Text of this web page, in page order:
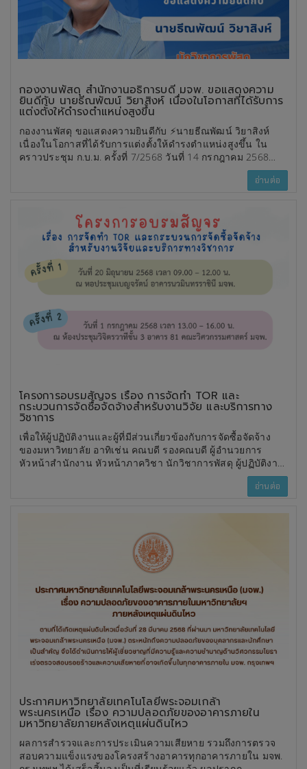
กองงานพัสดุ สำนักงานอธิการบดี มจพ. ขอแสดงความ
ยินดีกับ นายธีณพัฒน์ วิยาสิงห์ เนื่องในโอกาสที่ได้รับการ
แต่งตั้งให้ดำรงตำแหน่งสูงขึ้น
กองงานพัสดุ ขอแสดงความยินดีกับ ⚡️นายธีณพัฒน์ วิยาสิงห์
เนื่องในโอกาสที่ได้รับการแต่งตั้งให้ดำรงตำแหน่งสูงขึ้น ใน
คราวประชุม ก.บ.ม. ครั้งที่ 7/2568 วันที่ 14 กรกฎาคม 2568
อ่านต่อ
โครงการอบรมสัญจร เรื่อง การจัดทำ TOR และ
กระบวนการจัดซื้อจัดจ้างสำหรับงานวิจัย และบริการทาง
วิชาการ
เพื่อให้ผู้ปฏิบัติงานและผู้ที่มีส่วนเกี่ยวข้องกับการจัดซื้อจัดจ้าง
ของมหาวิทยาลัย อาทิเช่น คณบดี รองคณบดี ผู้อำนวยการ
หัวหน้าสำนักงาน หัวหน้าภาควิชา นักวิชาการพัสดุ ผู้ปฏิบัติงาน
ด้านพัสดุ และผู้ที่เกี่ยวข้อง เข้าใจแนวทาง การจัดซื้อจัดจ้างตาม
ระเบียบที่เกี่ยวข้องและแนวทางการปฏิบัติที่มหาวิทยาลัยกำหนด
อ่านต่อ
ประกาศมหาวิทยาลัยเทคโนโลยีพระจอมเกล้า
พระนครเหนือ เรื่อง ความปลอดภัยของอาคารภายใน
มหาวิทยาลัยภายหลังเหตุแผ่นดินไหว
ผลการสำรวจและการประเมินความเสียหาย รวมถึงการตรวจ
สอบความแข็งแรงของโครงสร้างอาคารทุกอาคารภายใน มจพ.